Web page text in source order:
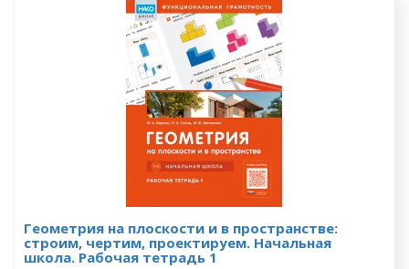
Геометрия на плоскости и в пространстве:
строим, чертим, проектируем. Начальная
школа. Рабочая тетрадь 1